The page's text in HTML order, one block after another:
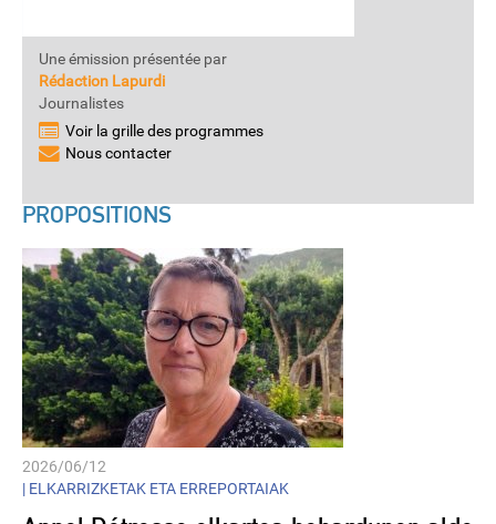
Une émission présentée par
Rédaction Lapurdi
Journalistes
Voir la grille des programmes
Nous contacter
PROPOSITIONS
2026/06/12
| ELKARRIZKETAK ETA ERREPORTAIAK